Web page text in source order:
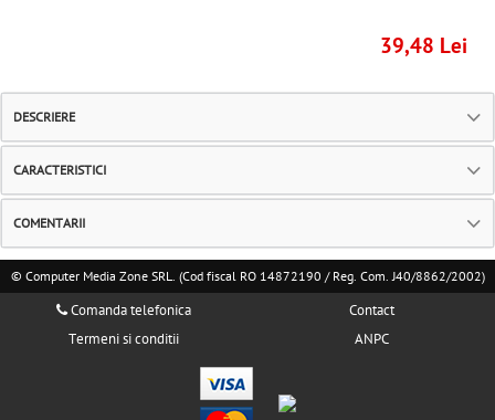
39,48 Lei
DESCRIERE
CARACTERISTICI
COMENTARII
© Computer Media Zone SRL. (Cod fiscal RO 14872190 / Reg. Com. J40/8862/2002)
Comanda telefonica
Termeni si conditii
Contact
ANPC